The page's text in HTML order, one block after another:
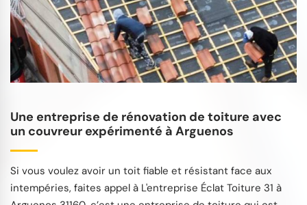
Une entreprise de rénovation de toiture avec
un couvreur expérimenté à Arguenos
Si vous voulez avoir un toit fiable et résistant face aux
intempéries, faites appel à L'entreprise Éclat Toiture 31 à